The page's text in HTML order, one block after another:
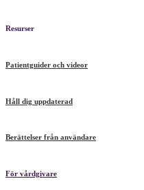
Resurser
Patientguider och videor
Håll dig uppdaterad
Berättelser från användare
För vårdgivare